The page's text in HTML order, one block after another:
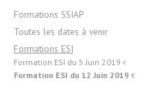
Formations SSIAP
Toutes les dates à venir
Formations ESI
Formation ESI du 5 Juin 2019
Formation ESI du 12 Juin 2019